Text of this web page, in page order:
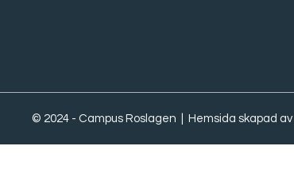
© 2024 - Campus Roslagen | Hemsida skapad av